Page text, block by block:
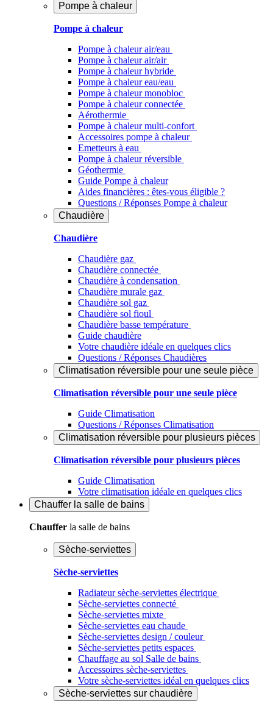
Pompe à chaleur
Pompe à chaleur
Pompe à chaleur air/eau
Pompe à chaleur air/air
Pompe à chaleur hybride
Pompe à chaleur​ eau/eau
Pompe à chaleur monobloc
Pompe à chaleur connectée
Aérothermie
Pompe à chaleur multi-confort
Accessoires pompe à chaleur
Emetteurs à eau
Pompe à chaleur réversible
Géothermie
Guide Pompe à chaleur
Aides financières : êtes-vous éligible ?
Questions / Réponses Pompe à chaleur
Chaudière
Chaudière
Chaudière gaz
Chaudière connectée
Chaudière à condensation
Chaudière murale gaz
Chaudière sol gaz
Chaudière sol fioul
Chaudière basse température
Guide chaudière
Votre chaudière idéale en quelques clics
Questions / Réponses Chaudières
Climatisation réversible pour une seule pièce
Climatisation réversible pour une seule pièce
Guide Climatisation
Questions / Réponses Climatisation
Climatisation réversible pour plusieurs pièces
Climatisation réversible pour plusieurs pièces
Guide Climatisation
Votre climatisation idéale en quelques clics
Chauffer la salle de bains
Chauffer la salle de bains
Sèche-serviettes
Sèche-serviettes
Radiateur sèche-serviettes électrique
Sèche-serviettes connecté
Sèche-serviettes mixte
Sèche-serviettes eau chaude
Sèche-serviettes design / couleur
Sèche-serviettes petits espaces
Chauffage au sol Salle de bains
Accessoires sèche-serviettes
Votre sèche-serviettes idéal en quelques clics
Sèche-serviettes sur chaudière